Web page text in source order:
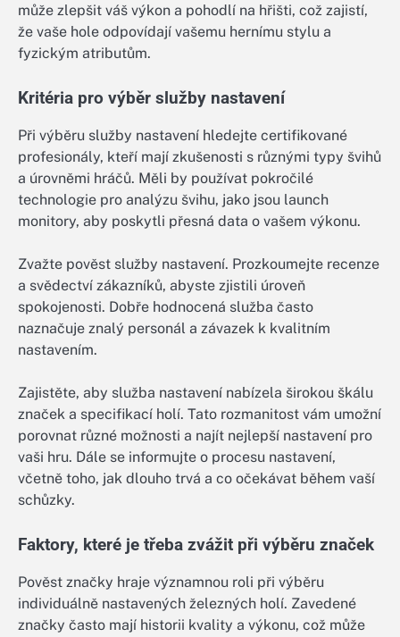
může zlepšit váš výkon a pohodlí na hřišti, což zajistí,
že vaše hole odpovídají vašemu hernímu stylu a
fyzickým atributům.
Kritéria pro výběr služby nastavení
Při výběru služby nastavení hledejte certifikované
profesionály, kteří mají zkušenosti s různými typy švihů
a úrovněmi hráčů. Měli by používat pokročilé
technologie pro analýzu švihu, jako jsou launch
monitory, aby poskytli přesná data o vašem výkonu.
Zvažte pověst služby nastavení. Prozkoumejte recenze
a svědectví zákazníků, abyste zjistili úroveň
spokojenosti. Dobře hodnocená služba často
naznačuje znalý personál a závazek k kvalitním
nastavením.
Zajistěte, aby služba nastavení nabízela širokou škálu
značek a specifikací holí. Tato rozmanitost vám umožní
porovnat různé možnosti a najít nejlepší nastavení pro
vaši hru. Dále se informujte o procesu nastavení,
včetně toho, jak dlouho trvá a co očekávat během vaší
schůzky.
Faktory, které je třeba zvážit při výběru značek
Pověst značky hraje významnou roli při výběru
individuálně nastavených železných holí. Zavedené
značky často mají historii kvality a výkonu, což může